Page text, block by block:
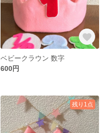
ベビークラウン 数字
600円
残り1点